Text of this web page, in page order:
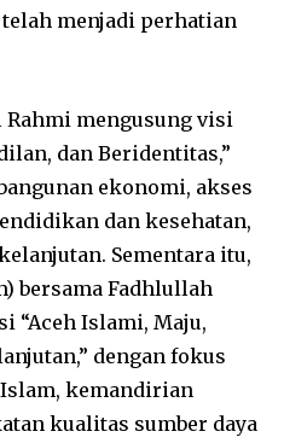
menjadi perhatian
mengusung visi
dan Beridentitas,”
ekonomi, akses
dan kesehatan,
Sementara itu,
bersama Fadhlullah
“Aceh Islami, Maju,
dengan fokus
kemandirian
kualitas sumber daya